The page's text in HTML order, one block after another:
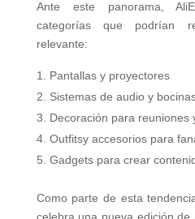
Ante este panorama,
categorías que podrían
relevante:
Pantallas y proyectores
Sistemas de audio y
Decoración para reuniones
Outfitsy accesorios para
Gadgets para crear
Como parte de esta
celebra una nueva edición de